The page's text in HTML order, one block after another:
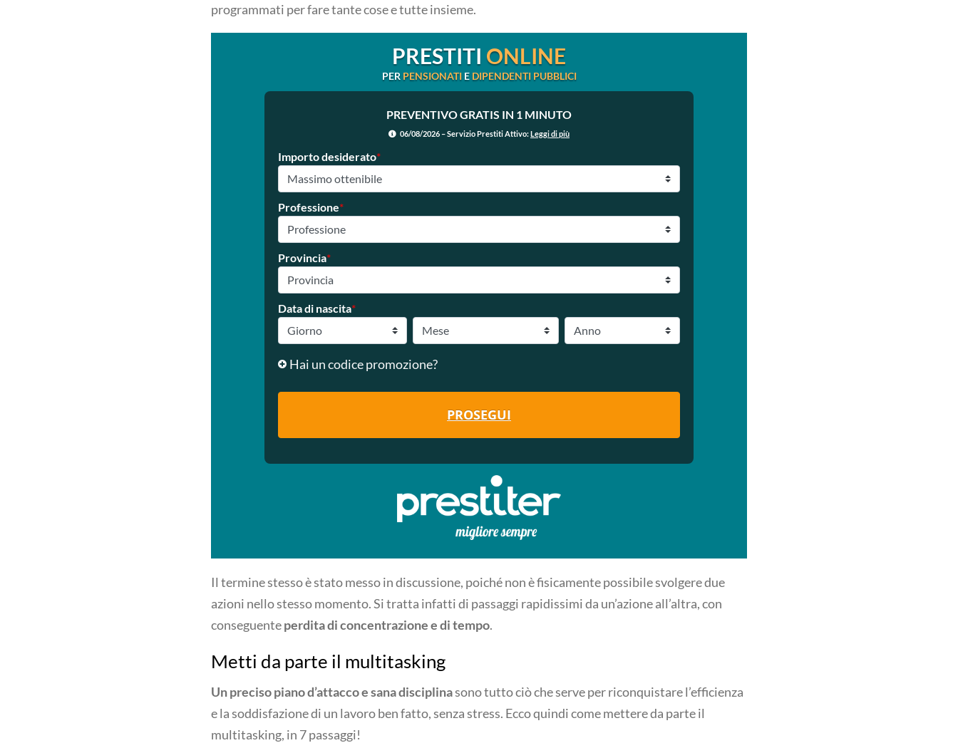
programmati per fare tante cose e tutte insieme.
PRESTITI ONLINE
PER PENSIONATIE DIPENDENTI PUBBLICI
PREVENTIVO GRATIS IN 1 MINUTO
06/08/2026 – Servizio Prestiti Attivo:Leggi di più
Importo desiderato*
Professione*
Provincia*
Data di nascita*
Hai un codice promozione?
PROSEGUI
Il termine stesso è stato messo in discussione, poiché non è fisicamente possibile svolgere due
azioni nello stesso momento. Si tratta infatti di passaggi rapidissimi da un’azione all’altra, con
conseguenteperdita di concentrazione e di tempo.
Metti da parte il multitasking
Un preciso piano d’attacco e sana disciplinasono tutto ciò che serve per riconquistare l’efficienza
e la soddisfazione di un lavoro ben fatto, senza stress. Ecco quindi come mettere da parte il
multitasking, in 7 passaggi!